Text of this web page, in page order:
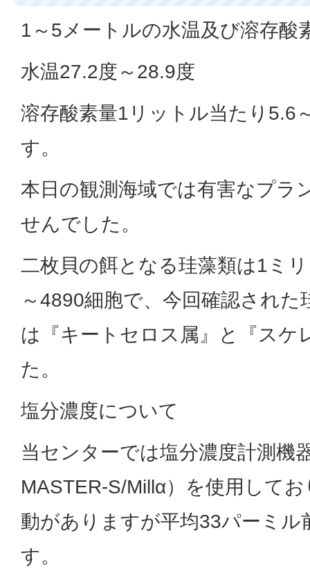
1～5メートルの水温及び溶存酸
水温27.2度～28.9度
溶存酸素量1リットル当たり5.6
す。
本日の観測海域では有害なプラ
せんでした。
二枚貝の餌となる珪藻類は1ミ
～4890細胞で、今回確認され
は『キートセロス属』と『スケ
た。
塩分濃度について
当センターでは塩分濃度計測機
MASTER-S/Millα）を使用して
動がありますが平均33パーミル
す。